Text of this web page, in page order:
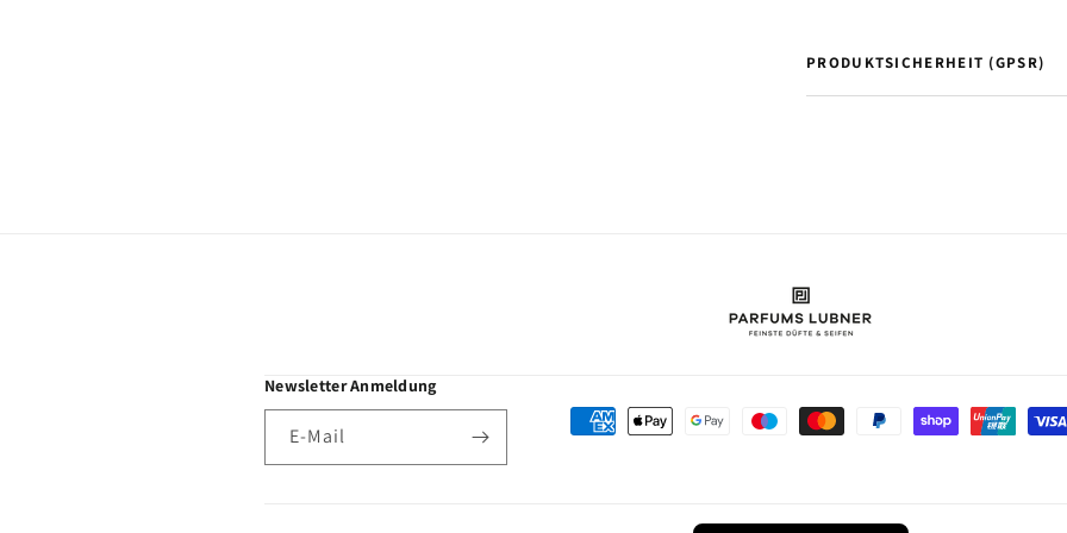
PRODUKTSICHERHEIT (GPSR)
Newsletter Anmeldung
E-Mail
Zahlungsmethoden